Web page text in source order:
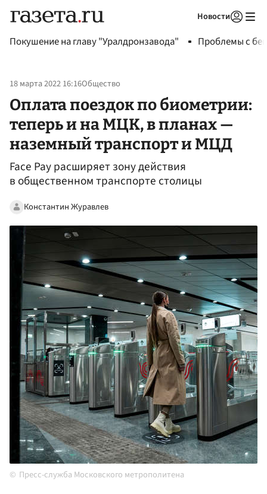
Новости
Покушение на главу "Уралдронзавода" Проблемы с
18 марта 2022 16:16Общество
Оплата поездок по биометрии:
теперь и на МЦК, в планах —
наземный транспорт и МЦД
Face Pay расширяет зону действия
в общественном транспорте столицы
Константин Журавлев
Пресс-служба Московского метрополитена